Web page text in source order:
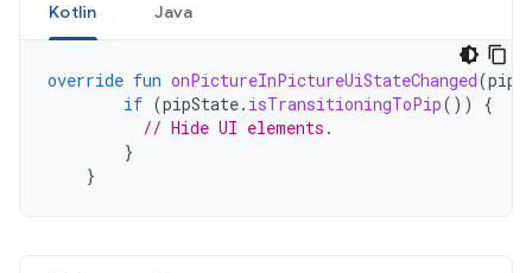
Kotlin Java
override fun onPictureInPictureUiStateChanged(
if (pipState. isTransitioningToPip())
{
// Hide UI elements.
}
}